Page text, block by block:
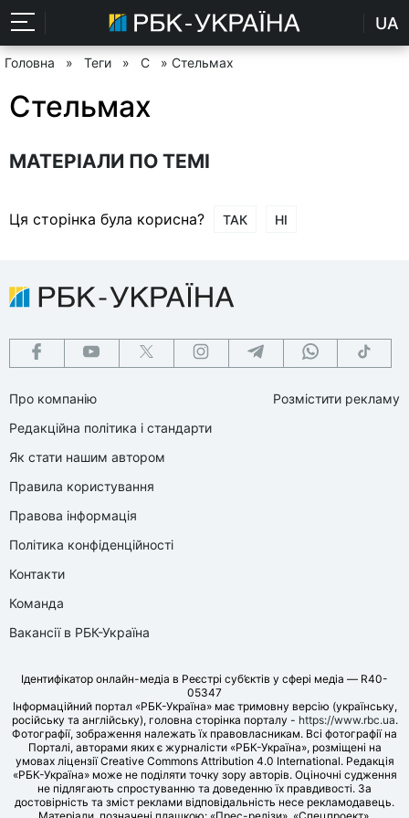
UA
Головна » Теги » С » Стельмах
Стельмах
МАТЕРІАЛИ ПО ТЕМІ
Ця сторінка була корисна? ТАК НІ
Про компанію
Редакційна політика і стандарти
Як стати нашим автором
Правила користування
Правова інформація
Політика конфіденційності
Контакти
Команда
Вакансії в РБК-Україна
Розмістити рекламу
Ідентифікатор онлайн-медіа в Реєстрі суб’єктів у сфері медіа — R40-
05347
Інформаційний портал «РБК-Україна» має тримовну версію (українську,
російську та англійську), головна сторінка порталу - https://www.rbc.ua.
Фотографії, зображення належать їх правовласникам. Всі фотографії на
Порталі, авторами яких є журналісти «РБК-Україна», розміщені на
умовах ліцензії Creative Commons Attribution 4.0 International. Редакція
«РБК-Україна» може не поділяти точку зору авторів. Оціночні судження
не підлягають спростуванню та доведенню їх правдивості. За
достовірність та зміст реклами відповідальність несе рекламодавець.